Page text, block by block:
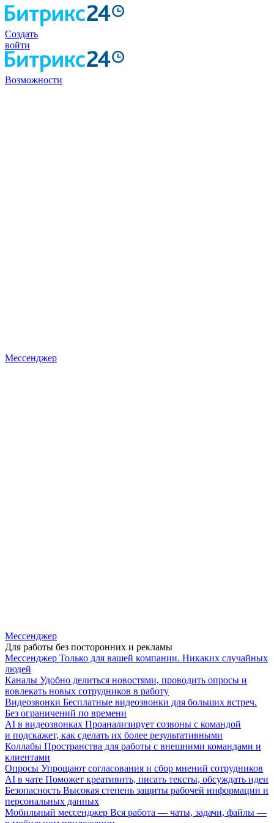
Создать
войти
Возможности
Мессенджер
Мессенджер
Для работы без посторонних и рекламы
Мессенджер Только для вашей компании. Никаких случайных
людей
Каналы Удобно делиться новостями, проводить опросы и
вовлекать новых сотрудников в работу
Видеозвонки Бесплатные видеозвонки для больших встреч.
Без ограничений по времени
AI в видеозвонках Проанализирует созвоны с командой
и подскажет, как сделать их более результативными
Коллабы Пространства для работы с внешними командами и
клиентами
Опросы Упрощают согласования и сбор мнений сотрудников
AI в чате Поможет креативить, писать тексты, обсуждать идеи
Безопасность Высокая степень защиты рабочей информации и
персональных данных
Мобильный мессенджер Вся работа — чаты, задачи, файлы —